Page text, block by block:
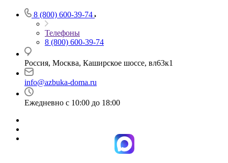
8 (800) 600-39-74
Телефоны
8 (800) 600-39-74
Россия, Москва, Каширское шоссе, вл63к1
info@azbuka-doma.ru
Ежедневно с 10:00 до 18:00